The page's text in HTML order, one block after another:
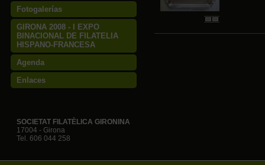
Fotogalerías
GIRONA 2008 - I EXPO
BINACIONAL DE FILATELIA
HISPANO-FRANCESA
Agenda
Enlaces
SOCIETAT FILATÈLICA GIRONINA
17004 - Girona
Tel. 606 044 258